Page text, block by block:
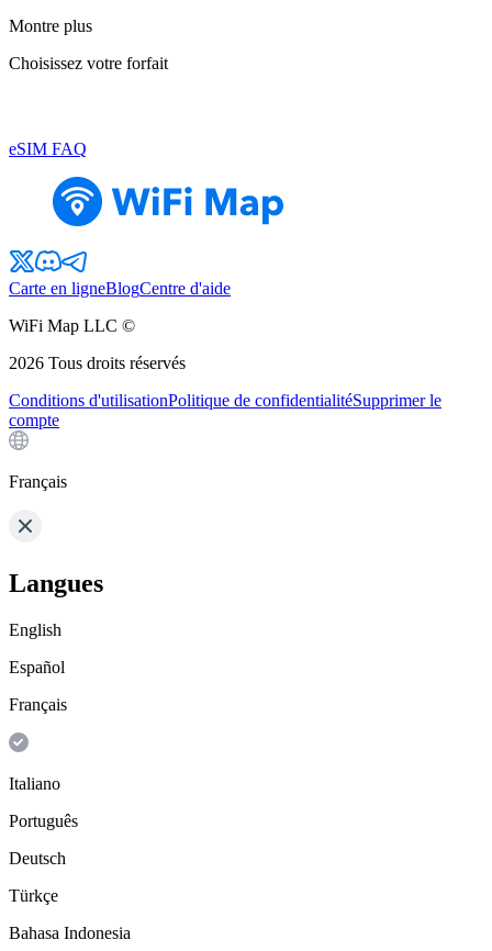
Montre plus
Choisissez votre forfait
eSIM FAQ
Carte en ligneBlogCentre d'aide
WiFi Map LLC ©
2026 Tous droits réservés
Conditions d'utilisationPolitique de confidentialitéSupprimer le
compte
Français
Langues
English
Español
Français
Italiano
Português
Deutsch
Türkçe
Bahasa Indonesia